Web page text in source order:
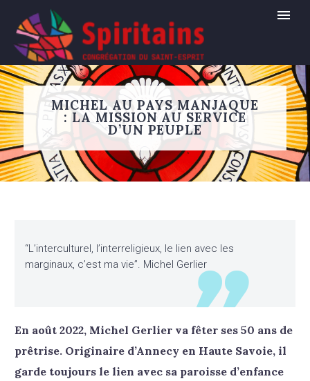
MICHEL AU PAYS MANJAQUE
: LA MISSION AU SERVICE
D’UN PEUPLE
“L’interculturel, l’interreligieux, le lien avec les
marginaux, c’est ma vie”. Michel Gerlier
En août 2022, Michel Gerlier va fêter ses 50 ans de
prêtrise. Originaire d’Annecy en Haute Savoie, il
garde toujours le lien avec sa paroisse d’enfance